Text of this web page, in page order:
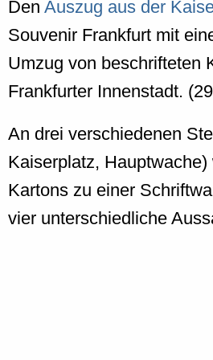
Den Auszug aus der
Souvenir Frankfurt mit
Umzug von beschrifteten
Frankfurter Innenstadt.
An drei verschiedenen
Kaiserplatz, Hauptwache)
Kartons zu einer
vier unterschiedliche